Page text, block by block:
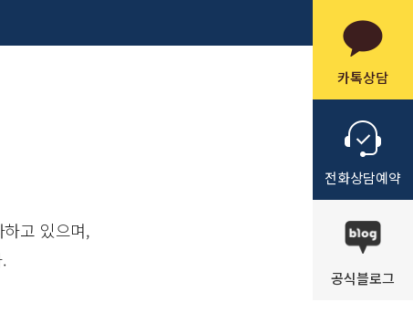
카톡상담
전화상담예약
공식블로그
고 있으며,